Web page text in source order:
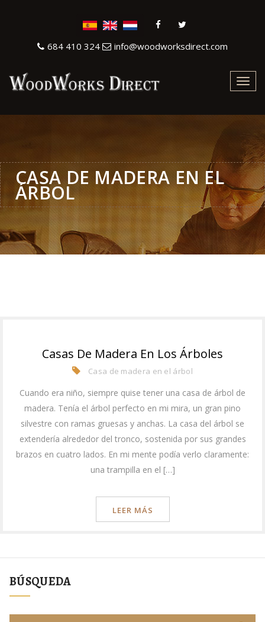
684 410 324 info@woodworksdirect.com
CASA DE MADERA EN EL
ÁRBOL
Casas De Madera En Los Árboles
Casa de madera en el árbol
Cuando era niño, siempre quise tener una casa de árbol de
madera. Tenía el árbol perfecto en mi mira, un gran pino
silvestre con ramas gruesas y anchas. La casa del árbol se
extendería alrededor del tronco, sostenida por sus grandes
brazos en cuatro lados. En mi mente podía verlo claramente:
una trampilla en el […]
LEER MÁS
BÚSQUEDA